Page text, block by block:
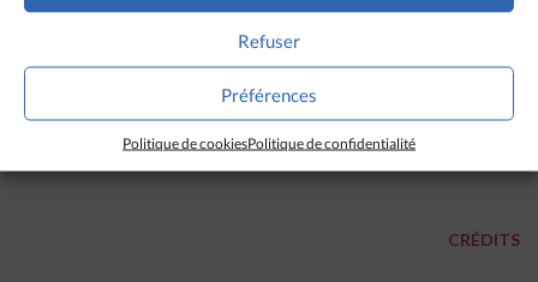
Refuser
Préférences
Politique de cookiesPolitique de confidentialité
pourront devenir les acteurs de leur propre
ajoute Srijana.
CRÉDITS